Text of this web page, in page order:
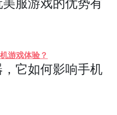
游戏体验？
它如何影响手机